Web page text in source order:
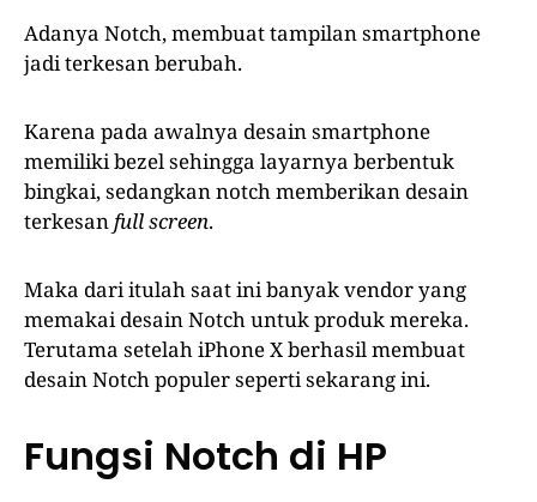
Adanya Notch, membuat tampilan smartphone
jadi terkesan berubah.
Karena pada awalnya desain smartphone
memiliki bezel sehingga layarnya berbentuk
bingkai, sedangkan notch memberikan desain
terkesanfull screen.
Maka dari itulah saat ini banyak vendor yang
memakai desain Notch untuk produk mereka.
Terutama setelah iPhone X berhasil membuat
desain Notch populer seperti sekarang ini.
Fungsi Notch di HP